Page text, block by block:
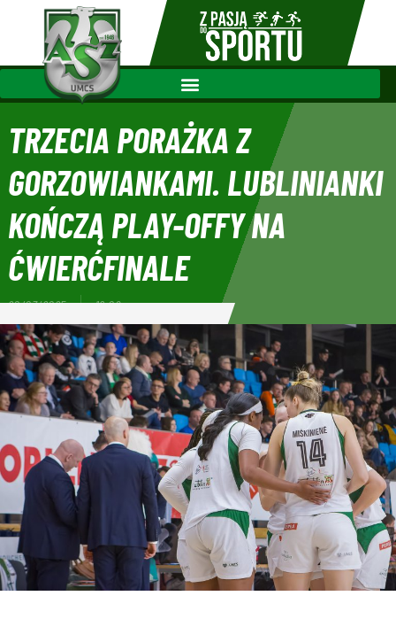
TRZECIA PORAŻKA Z
GORZOWIANKAMI. LUBLINIANKI
KOŃCZĄ PLAY-OFFY NA
ĆWIERĆFINALE
20/03/2025 19:08